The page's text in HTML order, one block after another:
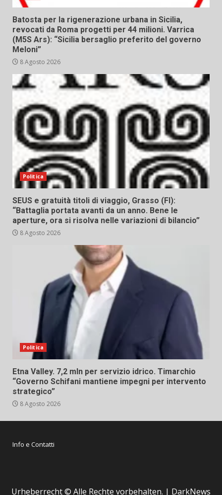
Batosta per la rigenerazione urbana in Sicilia,
revocati da Roma progetti per 44 milioni. Varrica
(M5S Ars): “Sicilia bersaglio preferito del governo
Meloni”
8 Agosto 2026
Politica
SEUS e gratuità titoli di viaggio, Grasso (FI):
“Battaglia portata avanti da un anno. Bene le
aperture, ora si risolva nelle variazioni di bilancio”
8 Agosto 2026
Politica
Etna Valley. 7,2 mln per servizio idrico. Timarchio
“Governo Schifani mantiene impegni per intervento
strategico”
8 Agosto 2026
Info e Contatti
Urheberrecht © Alle Rechte vorbehalten. | DarkNews